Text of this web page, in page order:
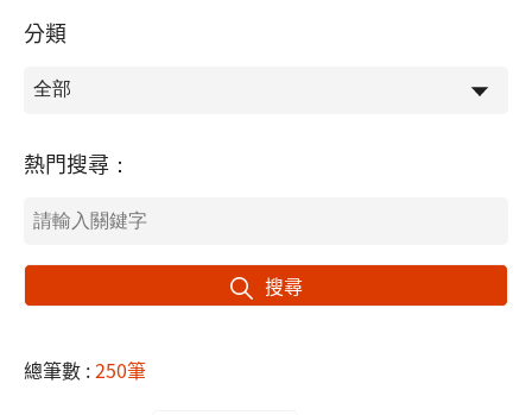
分類
熱門搜尋：
搜尋
總筆數 :250筆